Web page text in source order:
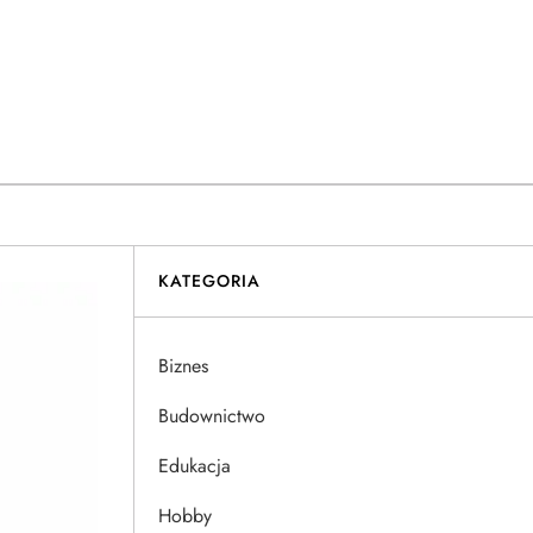
KATEGORIA
Biznes
Budownictwo
Edukacja
Hobby